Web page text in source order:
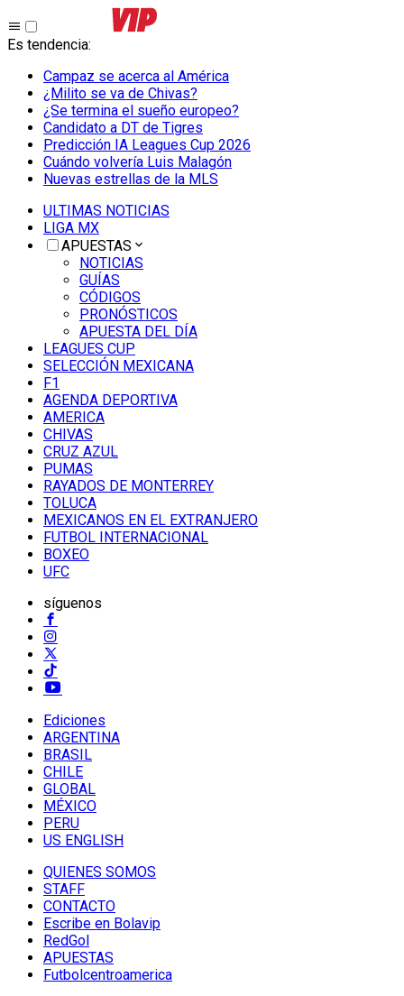
Es tendencia:
Campaz se acerca al América
¿Milito se va de Chivas?
¿Se termina el sueño europeo?
Candidato a DT de Tigres
Predicción IA Leagues Cup 2026
Cuándo volvería Luis Malagón
Nuevas estrellas de la MLS
ULTIMAS NOTICIAS
LIGA MX
APUESTAS
NOTICIAS
GUÍAS
CÓDIGOS
PRONÓSTICOS
APUESTA DEL DÍA
LEAGUES CUP
SELECCIÓN MEXICANA
F1
AGENDA DEPORTIVA
AMERICA
CHIVAS
CRUZ AZUL
PUMAS
RAYADOS DE MONTERREY
TOLUCA
MEXICANOS EN EL EXTRANJERO
FUTBOL INTERNACIONAL
BOXEO
UFC
síguenos
Ediciones
ARGENTINA
BRASIL
CHILE
GLOBAL
MÉXICO
PERU
US ENGLISH
QUIENES SOMOS
STAFF
CONTACTO
Escribe en Bolavip
RedGol
APUESTAS
Futbolcentroamerica